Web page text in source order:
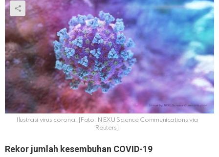
Ilustrasi virus corona. [Foto: NEXU Science Communications via
Reuters]
Rekor jumlah kesembuhan COVID-19